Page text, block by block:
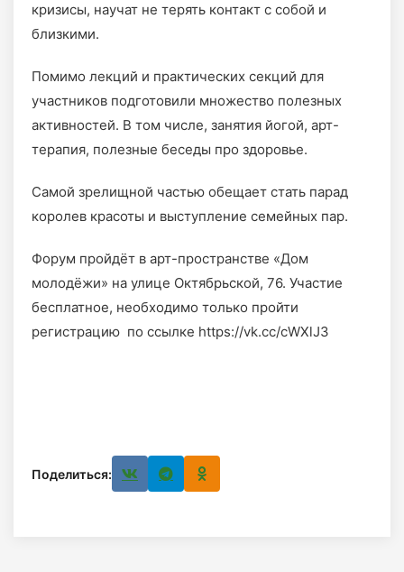
кризисы, научат не терять контакт с собой и
близкими.
Помимо лекций и практических секций для
участников подготовили множество полезных
активностей. В том числе, занятия йогой, арт-
терапия, полезные беседы про здоровье.
Самой зрелищной частью обещает стать парад
королев красоты и выступление семейных пар.
Форум пройдёт в арт-пространстве «Дом
молодёжи» на улице Октябрьской, 76. Участие
бесплатное, необходимо только пройти
регистрацию по ссылке https://vk.cc/cWXlJ3
Поделиться: